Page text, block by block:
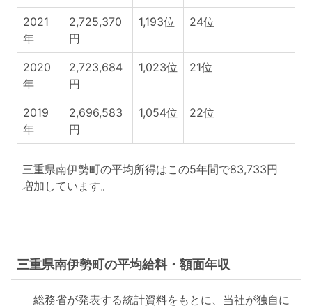
2021
年
2,725,370
円
1,193位 24位
2020
年
2,723,684
円
1,023位 21位
2019
年
2,696,583
円
1,054位 22位
三重県南伊勢町の平均所得はこの5年間で83,733円
増加しています。
三重県南伊勢町の平均給料・額面年収
総務省が発表する統計資料をもとに、当社が独自に